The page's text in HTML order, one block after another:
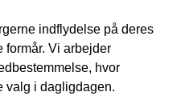
indflydelse på deres
formår. Vi arbejder
hvor
valg i dagligdagen.